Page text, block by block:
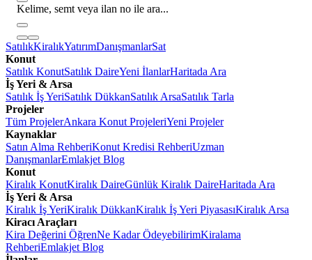
Kelime, semt veya ilan no ile ara...
SatılıkKiralıkYatırımDanışmanlarSat
Konut
Satılık KonutSatılık DaireYeni İlanlarHaritada Ara
İş Yeri & Arsa
Satılık İş YeriSatılık DükkanSatılık ArsaSatılık Tarla
Projeler
Tüm ProjelerAnkara Konut ProjeleriYeni Projeler
Kaynaklar
Satın Alma RehberiKonut Kredisi RehberiUzman
DanışmanlarEmlakjet Blog
Konut
Kiralık KonutKiralık DaireGünlük Kiralık DaireHaritada Ara
İş Yeri & Arsa
Kiralık İş YeriKiralık DükkanKiralık İş Yeri PiyasasıKiralık Arsa
Kiracı Araçları
Kira Değerini ÖğrenNe Kadar ÖdeyebilirimKiralama
RehberiEmlakjet Blog